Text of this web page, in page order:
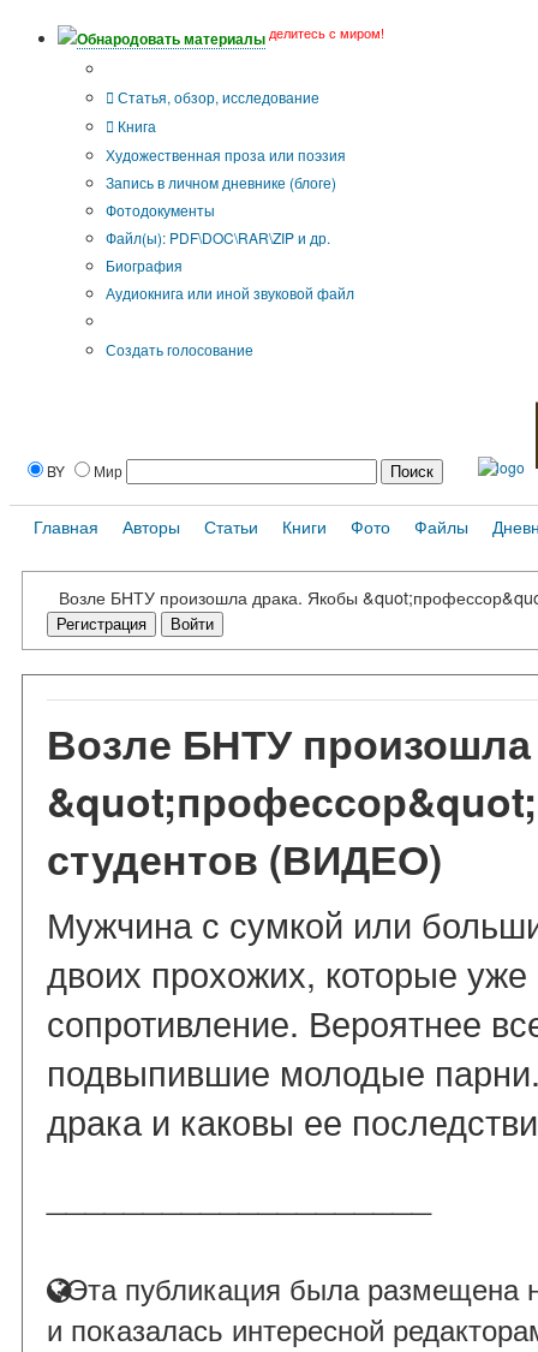
Обнародовать материалы делитесь с миром!
Статья, обзор, исследование
Книга
Художественная проза или поэзия
Запись в личном дневнике (блоге)
Фотодокументы
Файл(ы): PDF\DOC\RAR\ZIP и др.
Биография
Аудиокнига или иной звуковой файл
Создать голосование
BY Мир
Главная Авторы Статьи Книги Фото Файлы
Возле БНТУ произошла драка. Якобы
Регистрация Войти
Возле БНТУ
студентов (ВИДЕО)
Мужчина с сумкой или
двоих прохожих, которые уже
сопротивление. Вероятнее
подвыпившие молодые
драка и каковы ее
Эта публикация была размещена
и показалась интересной